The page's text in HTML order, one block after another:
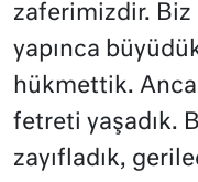
zaferimizdir.
yapınca
hükmettik.
fetreti yaşadık.
zayıfladık,